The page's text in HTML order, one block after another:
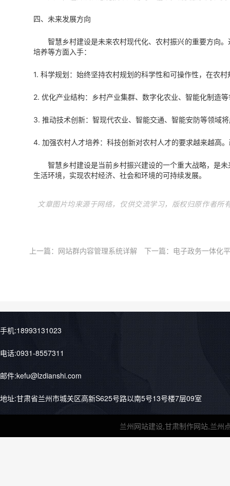
四、未来发展方向
智慧乡村建设是未来农村现代化、农村振兴的重要方向。
培养等方面入手：
1. 科学规划：始终坚持农村规划的科学性和可操作性，在农
2. 优化产业结构：乡村产业集群、数字化农业、智能化制造
3. 推动技术创新：智现代农业、智能交通、智能安防等领域
4. 加强农村人才培养：科技创新对农村人才的要求越来越高
智慧乡村建设是当前乡村振兴建设的一个重大战略，是未
生活环境，实现农村经济、社会和环境的可持续发展。
文章图片均来源于网络，仅供交流学习，版权归原作者所
上一篇： 网站群内容管理系统详解 下一篇： 电子政务一体化
手机:18993131023
电话:0931-8557311
邮件:kefu@lzdianshi.com
地址:甘肃省兰州市城关区高新S625号路以南5号13号楼7层09室
兰州网站建设,甘肃制作网站,